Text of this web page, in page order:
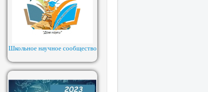
Школьное научное сообщество